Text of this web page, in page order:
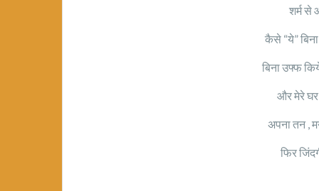
शर्म से
कैसे “ये”
बिना उफ्फ
और मेरे घर
अपना तन ,
फिर